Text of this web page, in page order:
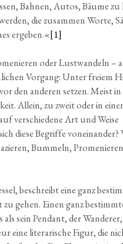
Bah­nen, Autos, Bäu­me
die zusam­men Wor­te,
erge­ben.«[1]
oder Lust­wan­deln –
Vor­gang: Unter frei­em
den ande­ren set­zen. Meist in
Allein, zu zweit oder in einer
ver­schie­de­ne Art und Wei­se
die­se Begrif­fe von­ein­an­der?
Bum­meln, Pro­me­nie­ren
beschreibt eine ganz
gehen. Einen ganz
sein Pen­dant, der Wan­de­rer,
eine lite­ra­ri­sche Figur, die